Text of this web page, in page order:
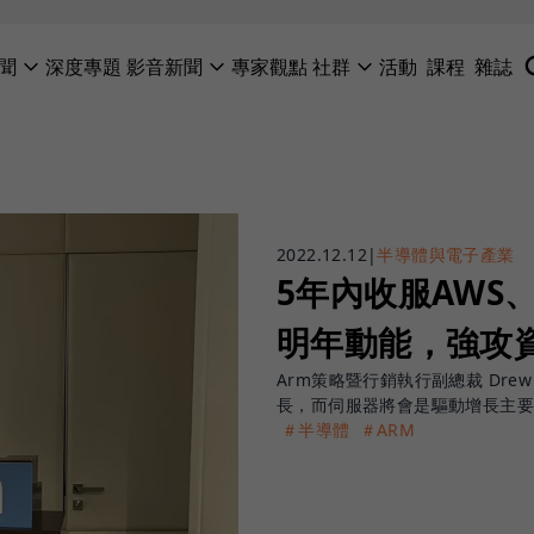
深度專題 影音新聞 專家觀點社群 活動 課程 雜誌
2022.12.12|半導體與電子產業
5年內收服AWS
明年動能，強攻
Arm策略暨行銷執行副總裁
長，而伺服器將會是驅動增長主
＃半導體
＃ARM